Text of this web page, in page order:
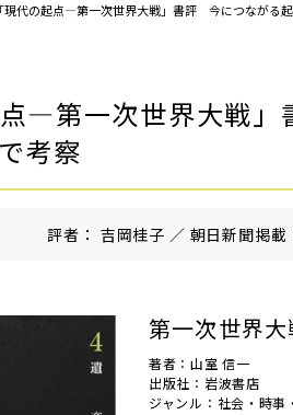
「現代の起点―第一次世界大戦」書評 今につながる
点―第一次世界大戦
考察
評者： 吉岡桂子 ／ 朝⽇新聞掲
第一次世界
著者：山室 信一
出版社：岩波書店
ジャンル：社会・時事